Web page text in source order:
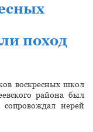
поход
воскресных школ
района был
иерей